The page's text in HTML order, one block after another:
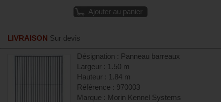
Ajouter au panier
LIVRAISON Sur devis
Désignation : Panneau barreaux
Largeur : 1.50 m
Hauteur : 1.84 m
Référence : 970003
Marque : Morin Kennel Systems